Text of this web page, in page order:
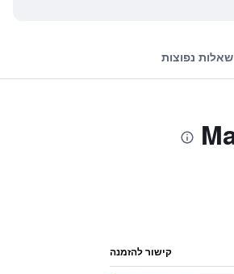
שאלות נפוצות
קישור להזמנה